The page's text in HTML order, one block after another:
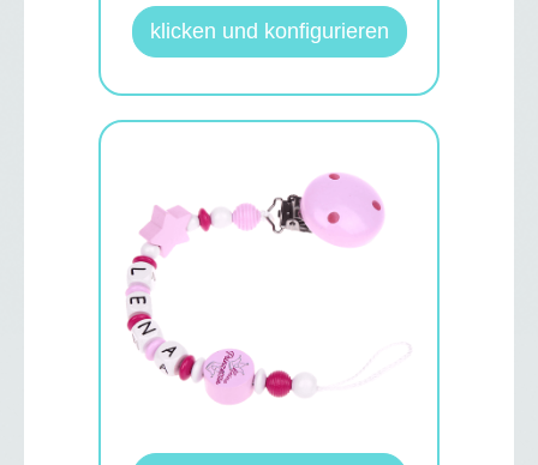
klicken und konfigurieren